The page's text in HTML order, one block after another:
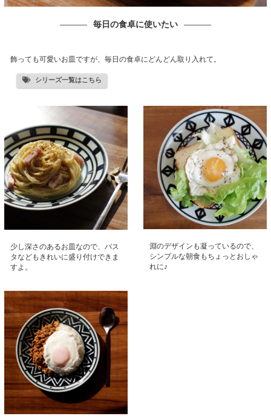
毎日の食卓に使いたい
飾っても可愛いお皿ですが、毎日の食卓にどんどん取り入れて。
シリーズ一覧はこちら
少し深さのあるお皿なので、パス
タなどもきれいに盛り付けできま
すよ。
淵のデザインも凝っているので、
シンプルな朝食もちょっとおしゃ
れに♪